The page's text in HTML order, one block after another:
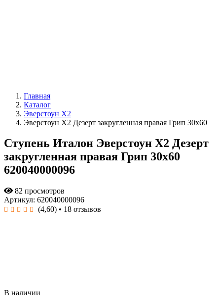
Главная
Каталог
Эверстоун X2
Эверстоун Х2 Дезерт закругленная правая Грип 30x60
Ступень Италон Эверстоун Х2 Дезерт
закругленная правая Грип 30x60
620040000096
82 просмотров
Артикул: 620040000096
(4,60) • 18 отзывов
В наличии